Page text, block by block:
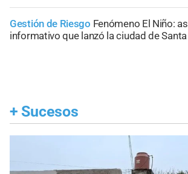
Gestión de Riesgo Fenómeno El Niño:
informativo que lanzó la ciudad de Santa
+ Sucesos